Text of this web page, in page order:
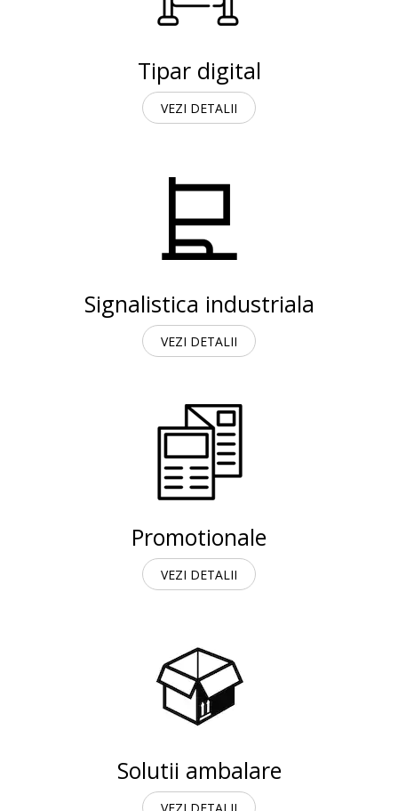
Tipar digital
VEZI DETALII
Signalistica industriala
VEZI DETALII
Promotionale
VEZI DETALII
Solutii ambalare